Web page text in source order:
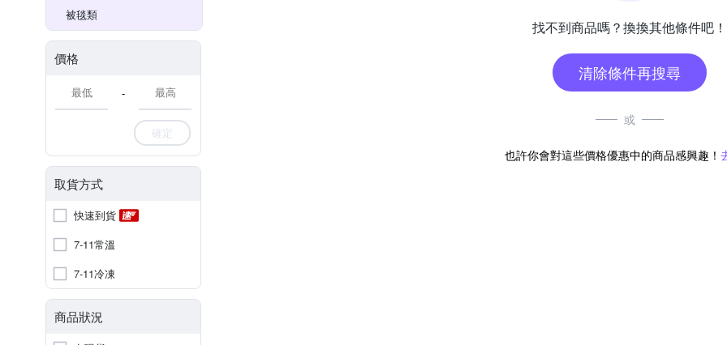
被毯類
價格
-
確定
取貨方式
快速到貨
7-11常溫
7-11冷凍
商品狀況
找不到商品嗎？換換其他條件吧！
清除條件再搜尋
或
也許你會對這些價格優惠中的商品感興趣！